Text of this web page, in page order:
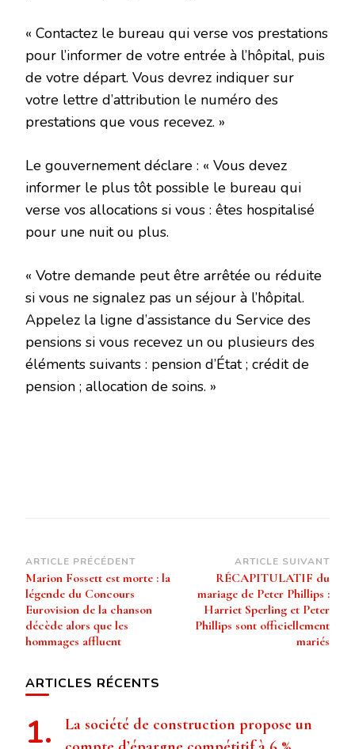
« Contactez le bureau qui verse vos prestations
pour l’informer de votre entrée à l’hôpital, puis
de votre départ. Vous devrez indiquer sur
votre lettre d’attribution le numéro des
prestations que vous recevez. »
Le gouvernement déclare : « Vous devez
informer le plus tôt possible le bureau qui
verse vos allocations si vous : êtes hospitalisé
pour une nuit ou plus.
« Votre demande peut être arrêtée ou réduite
si vous ne signalez pas un séjour à l’hôpital.
Appelez la ligne d’assistance du Service des
pensions si vous recevez un ou plusieurs des
éléments suivants : pension d’État ; crédit de
pension ; allocation de soins. »
Navigation
d’article
ARTICLE PRÉCÉDENT
Marion Fossett est morte : la
légende du Concours
Eurovision de la chanson
décède alors que les
hommages affluent
ARTICLE SUIVANT
RÉCAPITULATIF du
mariage de Peter Phillips :
Harriet Sperling et Peter
Phillips sont officiellement
mariés
ARTICLES RÉCENTS
La société de construction propose un